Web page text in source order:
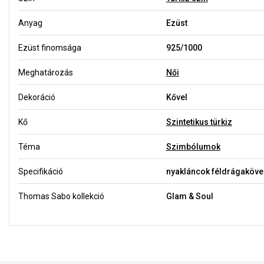
Anyag Ezüst
Ezüst finomsága 925/1000
Meghatározás Női
Dekoráció Kővel
Kő Szintetikus türkiz
Téma Szimbólumok
Specifikáció nyakláncok
Thomas Sabo kollekció Glam & Soul